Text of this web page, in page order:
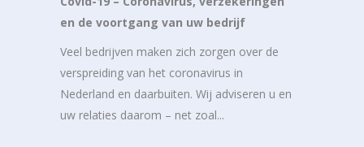
en de voortgang van uw bedrijf
Veel bedrijven maken zich zorgen over de
verspreiding van het coronavirus in
Nederland en daarbuiten. Wij adviseren u en
uw relaties daarom – net zoal...